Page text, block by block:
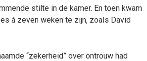
stilte in de kamer. En toen kwam
à zeven weken te zijn, zoals David
“zekerheid” over ontrouw had